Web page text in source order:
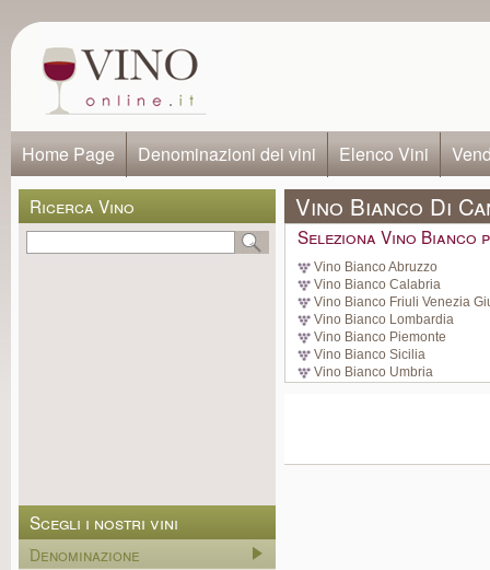
Home Page Denominazioni dei vini Elenco Vini
Ricerca Vino
Scegli i nostri vini
Denominazione
Vino Bianco Di
Seleziona Vino Bianco
Vino Bianco Abruzzo
Vino Bianco Calabria
Vino Bianco Friuli Venezia
Vino Bianco Lombardia
Vino Bianco Piemonte
Vino Bianco Sicilia
Vino Bianco Umbria